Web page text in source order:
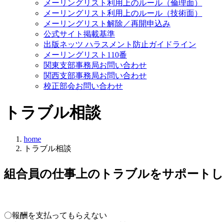
メーリングリスト利用上のルール（倫理面）
メーリングリスト利用上のルール（技術面）
メーリングリスト解除／再開申込み
公式サイト掲載基準
出版ネッツ ハラスメント防止ガイドライン
メーリングリスト110番
関東支部事務局お問い合わせ
関西支部事務局お問い合わせ
校正部会お問い合わせ
トラブル相談
home
トラブル相談
組合員の仕事上のトラブルをサポート
〇報酬を支払ってもらえない